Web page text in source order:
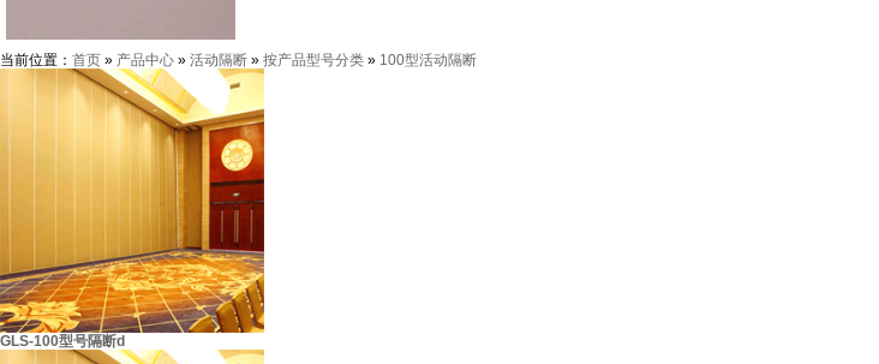
当前位置： 首页 » 产品中心 » 活动隔断 » 按产品型号分类 » 100型活动隔断
GLS-100型号隔断d